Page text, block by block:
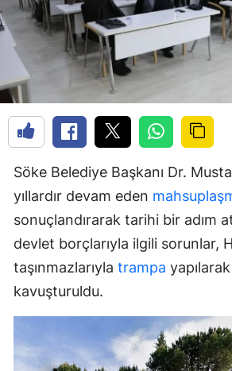
Söke Belediye Başkanı Dr.
yıllardır devam eden
sonuçlandırarak tarihi bir adım
devlet borçlarıyla ilgili sorunlar,
taşınmazlarıyla trampa
kavuşturuldu.